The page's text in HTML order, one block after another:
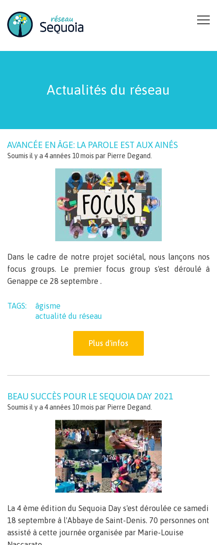
Actualités du réseau
AVANCÉE EN ÂGE: LA PAROLE EST AUX AINÉS
Soumis il y a 4 années 10 mois par Pierre Degand
Dans le cadre de notre projet sociétal, nous lançons nos
focus groups. Le premier focus group s'est déroulé à
Genappe ce 28 septembre .
TAGS:
âgisme
actualité du réseau
Plus d'infos
BEAU SUCCÈS POUR LE SEQUOIA DAY 2021
Soumis il y a 4 années 10 mois par Pierre Degand
La 4 ème édition du Sequoia Day s'est déroulée ce samedi
18 septembre à l'Abbaye de Saint-Denis. 70 personnes ont
assisté à cette journée organisée par Marie-Louise